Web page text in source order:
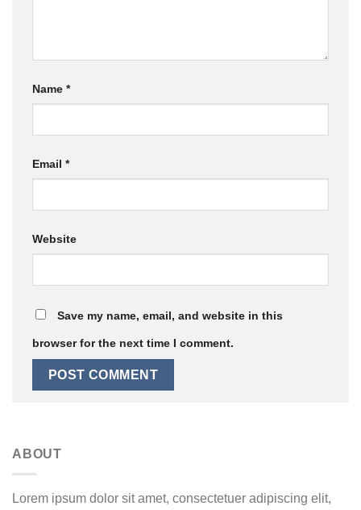
Name *
Email *
Website
Save my name, email, and website in this
browser for the next time I comment.
ABOUT
Lorem ipsum dolor sit amet, consectetuer adipiscing elit,